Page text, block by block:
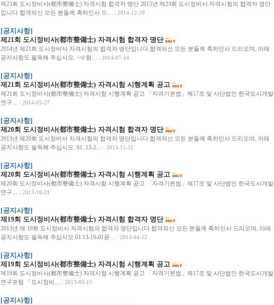
제23회 도시정비사(都市整備士) 자격시험 합격자 명단 2015년 제23회 도시정비사 자격시험의 합격자 명단
입니다.합격되신 모든 분들께 축하인사 드…
2014-12-29
[공지사항]
제21회 도시정비사(都市整備士) 자격시험 합격자 명단
2014년 제21회 도시정비사 자격시험의 합격자 명단입니다.합격되신 모든 분들께 축하인사 드리오며, 아래
공지사항도 필독해 주십시오. <수험…
2014-07-14
[공지사항]
제21회 도시정비사(都市整備士) 자격시험 시행계획 공고
제21회 도시정비사(都市整備士) 자격시험 시행계획 공고 「자격기본법」제17조 및 사단법인 한국도시개발
연구…
2014-05-27
[공지사항]
제20회 도시정비사(都市整備士) 자격시험 합격자 명단
2013년 제20회 도시정비사 자격시험의 합격자 명단입니다.합격되신 모든 분들께 축하인사 드리오며, 아래
공지사항도 필독해 주십시오. 01. 13-2…
2013-12-12
[공지사항]
제20회 도시정비사(都市整備士) 자격시험 시행계획 공고
제20회 도시정비사(都市整備士) 자격시험 시행계획 공고 「자격기본법」제17조 및 사단법인 한국도시개발
연구…
2013-10-21
[공지사항]
제19회 도시정비사(都市整備士) 자격시험 합격자 명단
2013년 제 19회 도시정비사 자격시험의 합격자 명단입니다.합격되신 모든 분들께 축하인사 드리오며, 아래
공지사항도 필독해 주십시오.01.13-19-01윤…
2013-04-12
[공지사항]
제19회 도시정비사(都市整備士) 자격시험 시행계획 공고
제19회 도시정비사(都市整備士) 자격시험 시행계획 공고 「자격기본법」제17조 및 사단법인 한국도시개발
연구포럼 「도시정비…
2013-03-15
[공지사항]